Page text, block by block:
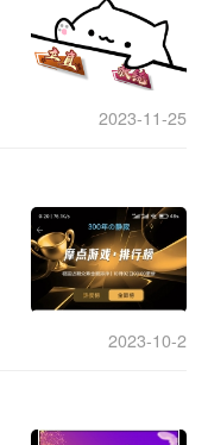
2023-11-25
2023-10-2